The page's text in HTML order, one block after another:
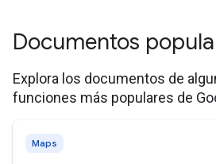
Documentos
Explora los documentos de
funciones más populares de
Maps